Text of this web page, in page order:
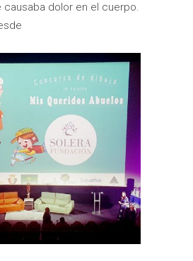
causaba dolor en el cuerpo.